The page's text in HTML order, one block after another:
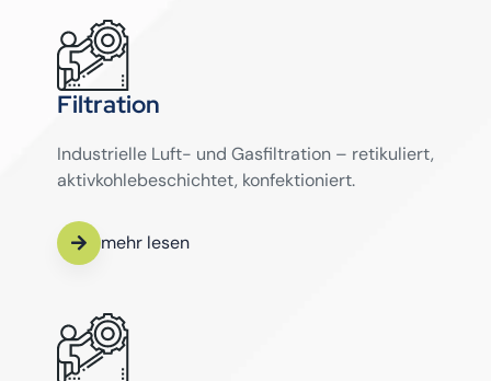
Filtration
Industrielle Luft- und Gasfiltration – retikuliert,
aktivkohlebeschichtet, konfektioniert.
mehr lesen